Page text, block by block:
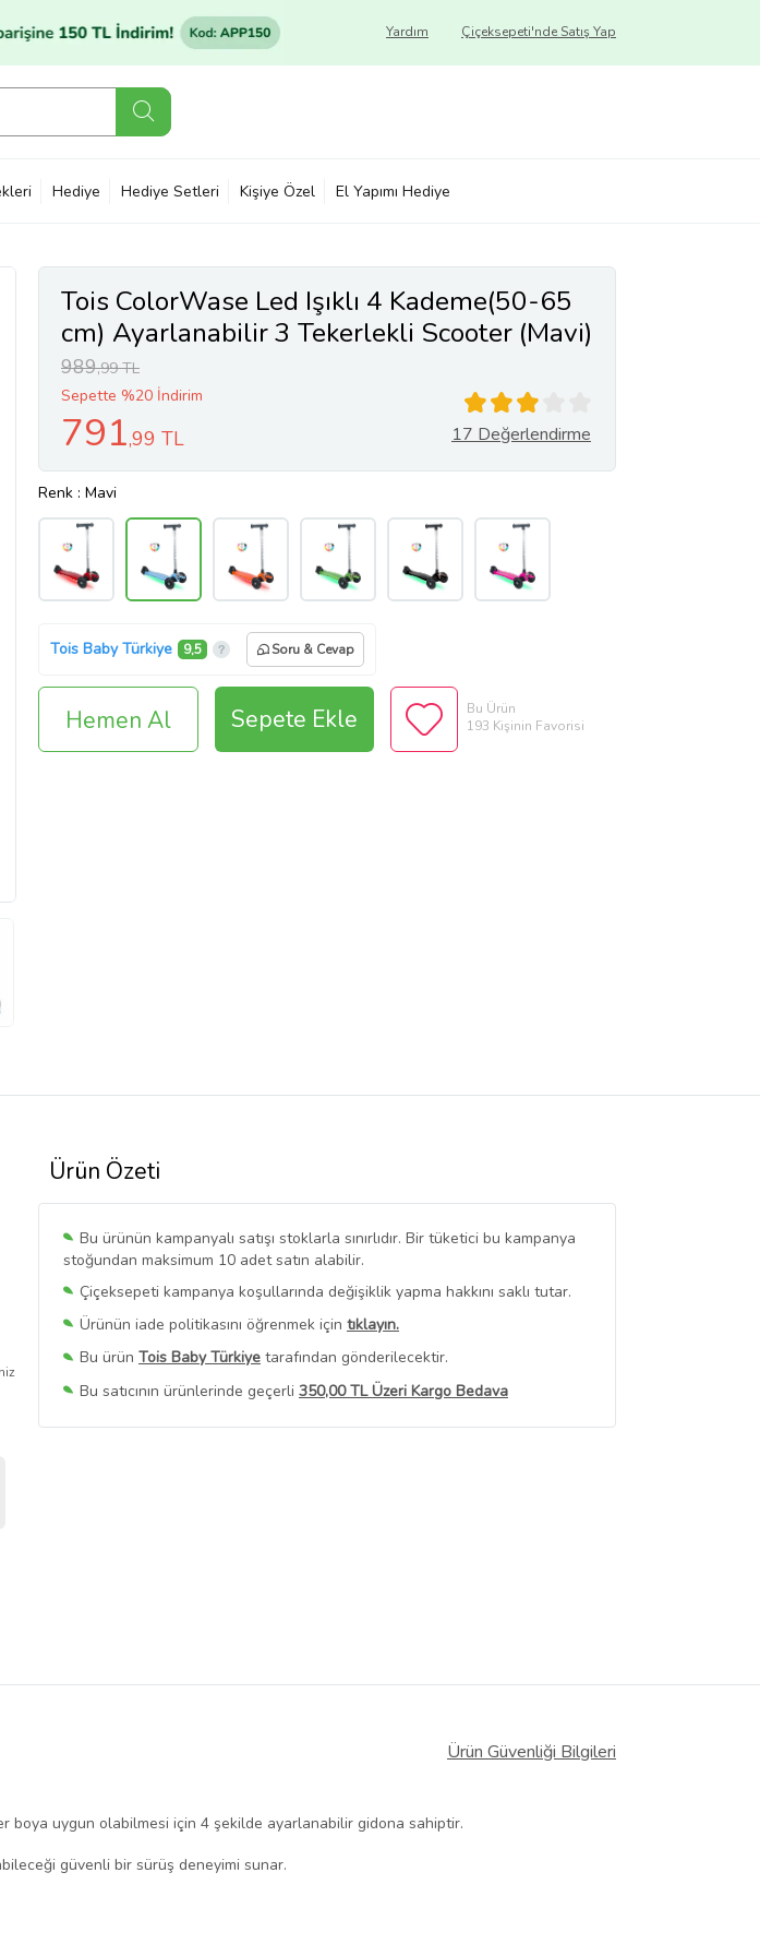
Çiçeksepeti'nde Satış Yap
Yardım
Hediye Hediye Setleri Kişiye Özel El Yapımı Hediye
Tois ColorWase Led Işıklı 4 Kademe(50-65
cm) Ayarlanabilir 3 Tekerlekli Scooter (Mavi)
989,99 TL
Sepette %20 İndirim
791,99 TL 17 Değerlendirme
Renk : Mavi
Tois Baby Türkiye 9,5 Soru & Cevap
Hemen Al Sepete Ekle
Bu Ürün
193 Kişinin Favorisi
Ürün Özeti
Bu ürünün kampanyalı satışı stoklarla sınırlıdır. Bir tüketici bu kampanya
stoğundan maksimum 10 adet satın alabilir.
Çiçeksepeti kampanya koşullarında değişiklik yapma hakkını saklı tutar.
Ürünün iade politikasını öğrenmek için tıklayın.
Bu ürün Tois Baby Türkiye tarafından gönderilecektir.
Bu satıcının ürünlerinde geçerli 350,00 TL Üzeri Kargo Bedava
Bu SatıcınınTüm Ürünlerini Görüntüle
Ürün Güvenliği Bilgileri
boya uygun olabilmesi için 4 şekilde ayarlanabilir gidona sahiptir.
güvenli bir sürüş deneyimi sunar.